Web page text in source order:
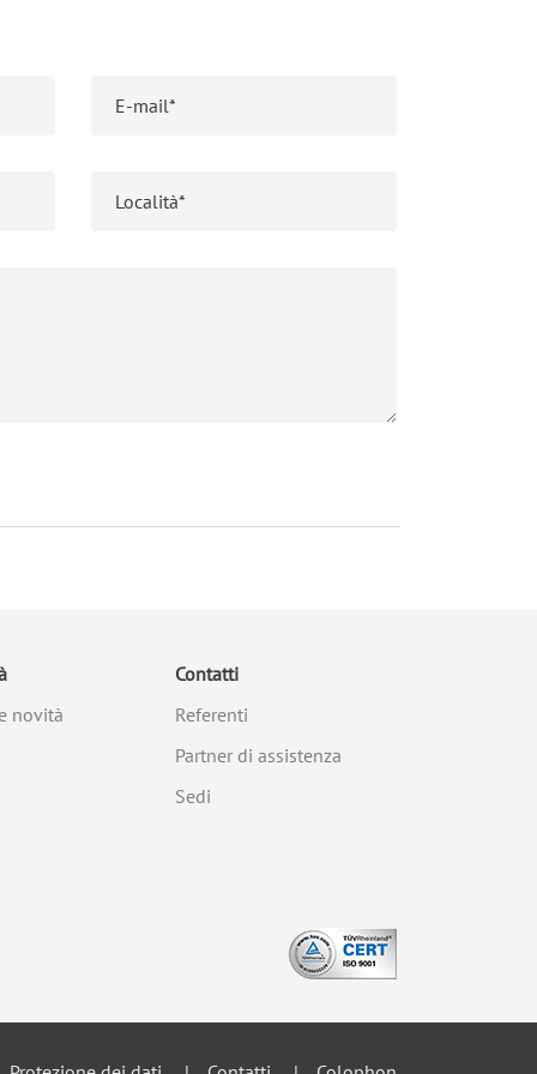
novità
Contatti
Referenti
Partner di assistenza
Sedi